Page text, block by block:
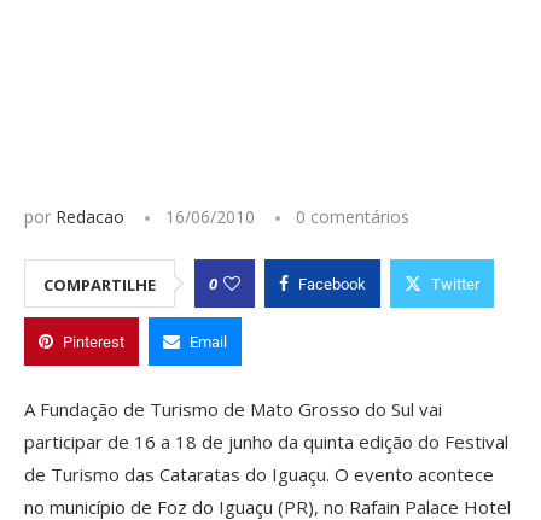
por Redacao 16/06/2010 0 comentários
COMPARTILHE 0 Facebook Twitter
Pinterest Email
A Fundação de Turismo de Mato Grosso do Sul vai
participar de 16 a 18 de junho da quinta edição do Festival
de Turismo das Cataratas do Iguaçu. O evento acontece
no município de Foz do Iguaçu (PR), no Rafain Palace Hotel